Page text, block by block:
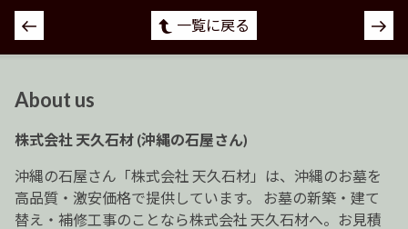
投
稿
ゲ
ー
シ
ョ
ン
一覧に戻る
About us
株式会社 天久石材 (沖縄の石屋さん)
沖縄の石屋さん「株式会社 天久石材」は、沖縄のお墓を
高品質・激安価格で提供しています。 お墓の新築・建て
替え・補修工事のことなら株式会社 天久石材へ。お見積